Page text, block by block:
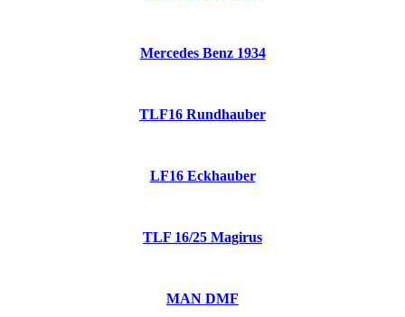
Mercedes Benz 1934
TLF16 Rundhauber
LF16 Eckhauber
TLF 16/25 Magirus
MAN DMF